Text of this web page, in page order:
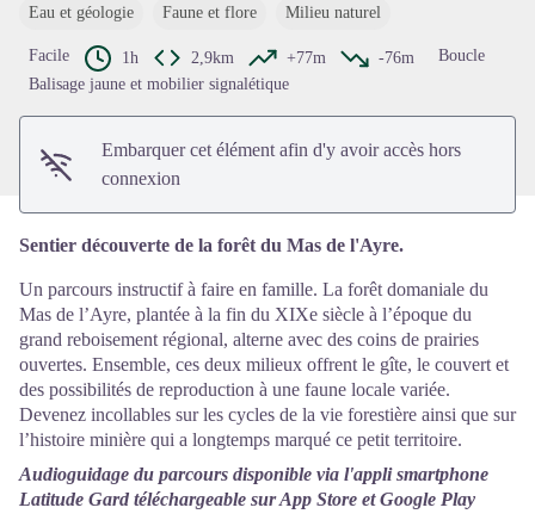
Eau et géologie Faune et flore Milieu naturel
Facile 1h 2,9km +77m -76m
Boucle
Balisage jaune et mobilier signalétique
Embarquer cet élément afin d'y avoir accès hors
connexion
Sentier découverte de la forêt du Mas de l'Ayre.
Un parcours instructif à faire en famille. La forêt domaniale du
Mas de l’Ayre, plantée à la fin du XIXe siècle à l’époque du
grand reboisement régional, alterne avec des coins de prairies
ouvertes. Ensemble, ces deux milieux offrent le gîte, le couvert et
des possibilités de reproduction à une faune locale variée.
Devenez incollables sur les cycles de la vie forestière ainsi que sur
l’histoire minière qui a longtemps marqué ce petit territoire.
Audioguidage du parcours disponible via l'appli smartphone
Latitude Gard téléchargeable sur App Store et Google Play